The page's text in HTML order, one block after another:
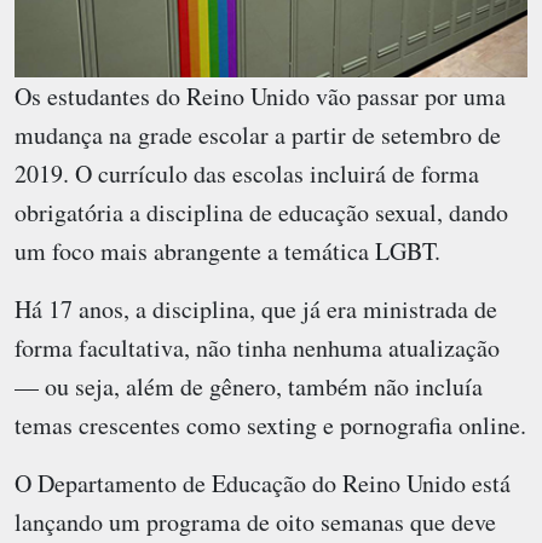
Os estudantes do Reino Unido vão passar por uma
mudança na grade escolar a partir de setembro de
2019. O currículo das escolas incluirá de forma
obrigatória a disciplina de educação sexual, dando
um foco mais abrangente a temática LGBT.
Há 17 anos, a disciplina, que já era ministrada de
forma facultativa, não tinha nenhuma atualização
— ou seja, além de gênero, também não incluía
temas crescentes como sexting e pornografia online.
O Departamento de Educação do Reino Unido está
lançando um programa de oito semanas que deve